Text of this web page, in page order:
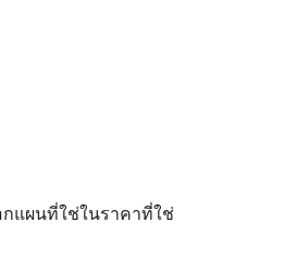
กแผนที่ใช่ในราคาที่ใช่